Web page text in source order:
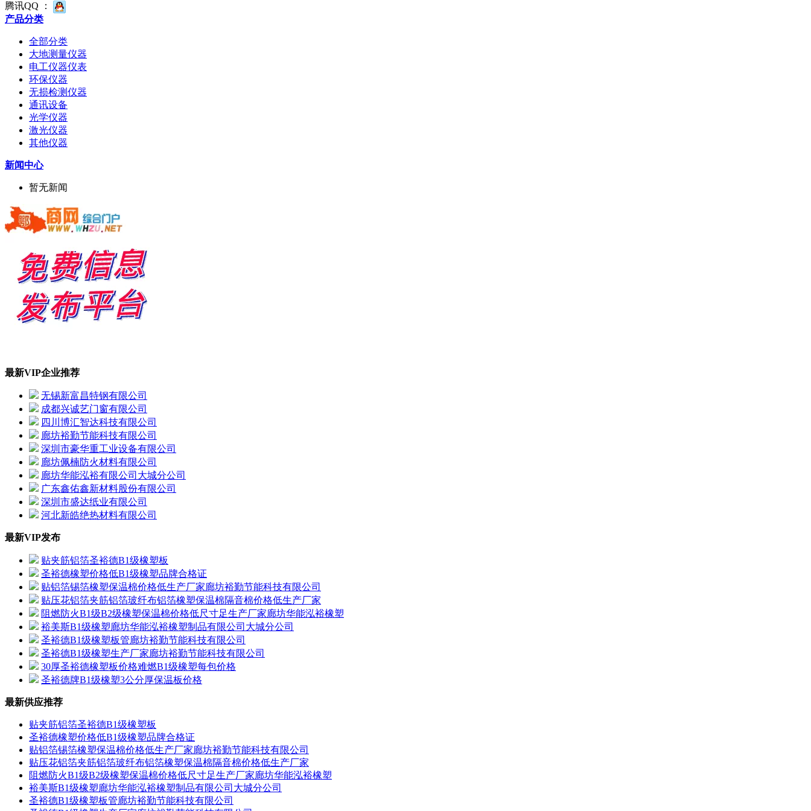
腾讯QQ ：
产品分类
全部分类
大地测量仪器
电工仪器仪表
环保仪器
无损检测仪器
通讯设备
光学仪器
激光仪器
其他仪器
新闻中心
暂无新闻
最新VIP企业推荐
无锡新富昌特钢有限公司
成都兴诚艺门窗有限公司
四川博汇智达科技有限公司
廊坊裕勤节能科技有限公司
深圳市豪华重工业设备有限公司
廊坊佩楠防火材料有限公司
廊坊华能泓裕有限公司大城分公司
广东鑫佑鑫新材料股份有限公司
深圳市盛达纸业有限公司
河北新皓绝热材料有限公司
最新VIP发布
贴夹筋铝箔圣裕德B1级橡塑板
圣裕德橡塑价格低B1级橡塑品牌合格证
贴铝箔锡箔橡塑保温棉价格低生产厂家廊坊裕勤节能科技有限公司
贴压花铝箔夹筋铝箔玻纤布铝箔橡塑保温棉隔音棉价格低生产厂家
阻燃防火B1级B2级橡塑保温棉价格低尺寸足生产厂家廊坊华能泓裕橡塑
裕美斯B1级橡塑廊坊华能泓裕橡塑制品有限公司大城分公司
圣裕德B1级橡塑板管廊坊裕勤节能科技有限公司
圣裕德B1级橡塑生产厂家廊坊裕勤节能科技有限公司
30厚圣裕德橡塑板价格难燃B1级橡塑每包价格
圣裕德牌B1级橡塑3公分厚保温板价格
最新供应推荐
贴夹筋铝箔圣裕德B1级橡塑板
圣裕德橡塑价格低B1级橡塑品牌合格证
贴铝箔锡箔橡塑保温棉价格低生产厂家廊坊裕勤节能科技有限公司
贴压花铝箔夹筋铝箔玻纤布铝箔橡塑保温棉隔音棉价格低生产厂家
阻燃防火B1级B2级橡塑保温棉价格低尺寸足生产厂家廊坊华能泓裕橡塑
裕美斯B1级橡塑廊坊华能泓裕橡塑制品有限公司大城分公司
圣裕德B1级橡塑板管廊坊裕勤节能科技有限公司